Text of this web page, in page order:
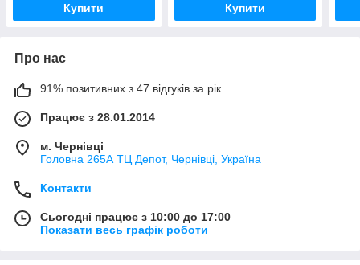
Купити Купити
Про нас
91% позитивних з 47 відгуків за рік
Працює з 28.01.2014
м. Чернівці
Головна 265А ТЦ Депот, Чернівці, Україна
Контакти
Сьогодні працює з 10:00 до 17:00
Показати весь графік роботи